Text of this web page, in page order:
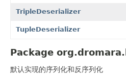
TripleDeserializer
TupleDeserializer
Package
默认实现的序列化和反序列化